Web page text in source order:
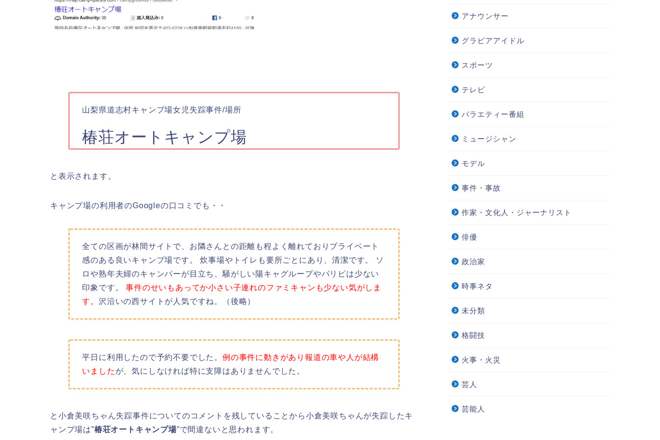
山梨県道志村キャンプ場女児失踪事件/場所
椿荘オートキャンプ場
と表示されます。
キャンプ場の利用者のGoogleの口コミでも・・
全ての区画が林間サイトで、お隣さんとの距離も程よく離れておりプライベート
感のある良いキャンプ場です。 炊事場やトイレも要所ごとにあり、清潔です。 ソ
ロや熟年夫婦のキャンパーが目立ち、騒がしい陽キャグループやパリピは少ない
印象です。事件のせいもあってか小さい子連れのファミキャンも少ない気がしま
す。沢沿いの西サイトが人気ですね。（後略）
平日に利用したので予約不要でした。例の事件に動きがあり報道の車や人が結構
いました が、気にしなければ特に支障はありませんでした。
と小倉美咲ちゃん失踪事件についてのコメントを残していることから小倉美咲ちゃんが失踪したキ
ャンプ場は”椿荘オートキャンプ場”で間違ないと思われます。
アナウンサー
グラビアアイドル
スポーツ
テレビ
バラエティー番組
ミュージシャン
モデル
事件・事故
作家・文化人・ジャーナリスト
俳優
政治家
時事ネタ
未分類
格闘技
火事・火災
芸人
芸能人